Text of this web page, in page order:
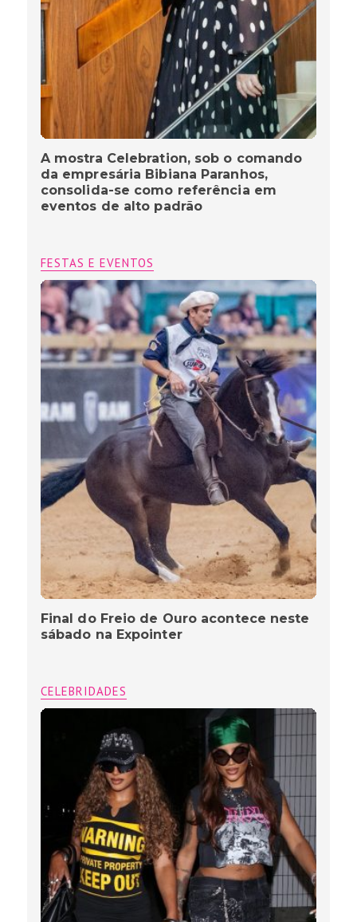
A mostra Celebration, sob o comando
da empresária Bibiana Paranhos,
consolida-se como referência em
eventos de alto padrão
FESTAS E EVENTOS
Final do Freio de Ouro acontece neste
sábado na Expointer
CELEBRIDADES